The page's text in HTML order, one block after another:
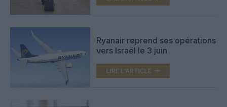
Ryanair reprend ses opérations
vers Israël le 3 juin
LIRE L'ARTICLE